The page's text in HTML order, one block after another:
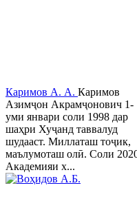
Каримов А. А. Каримов
Азимҷон Акрамҷонович 1-
уми январи соли 1998 дар
шаҳри Хуҷанд таввалуд
шудааст. Миллаташ тоҷик,
маълумоташ олӣ. Соли
Академияи х...